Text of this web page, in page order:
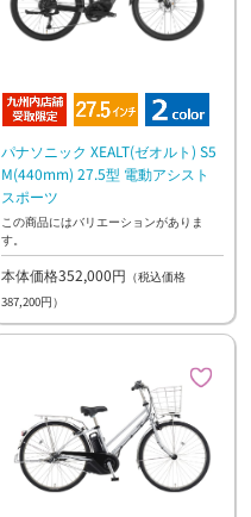
パナソニック XEALT(ゼオルト) S5
M(440mm) 27.5型 電動アシスト
スポーツ
この商品にはバリエーションがありま
す。
本体価格352,000円 （税込価格
387,200円）